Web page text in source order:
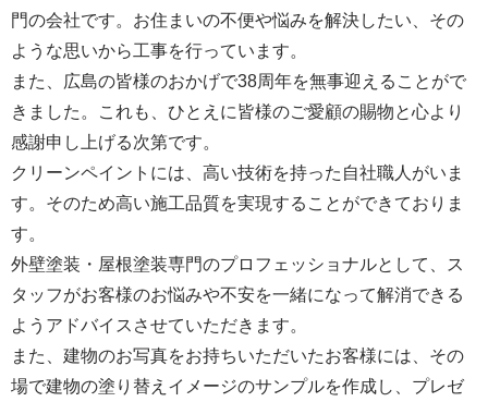
門の会社です。お住まいの不便や悩みを解決したい、その
ような思いから工事を行っています。
また、広島の皆様のおかげで38周年を無事迎えることがで
きました。これも、ひとえに皆様のご愛顧の賜物と心より
感謝申し上げる次第です。
クリーンペイントには、高い技術を持った自社職人がいま
す。そのため高い施工品質を実現することができておりま
す。
外壁塗装・屋根塗装専門のプロフェッショナルとして、ス
タッフがお客様のお悩みや不安を一緒になって解消できる
ようアドバイスさせていただきます。
また、建物のお写真をお持ちいただいたお客様には、その
場で建物の塗り替えイメージのサンプルを作成し、プレゼ